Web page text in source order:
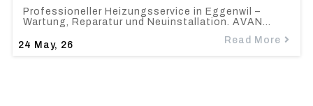
24 May, 26
Professioneller Heizungsservice in Eggenwil –
Wartung, Reparatur und Neuinstallation. AVAN…
Read More